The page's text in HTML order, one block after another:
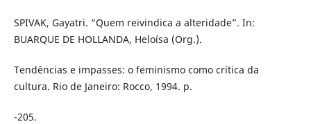
SPIVAK, Gayatri. “Quem reivindica a alteridade”. In:
BUARQUE DE HOLLANDA, Heloísa (Org.).
Tendências e impasses: o feminismo como crítica da
cultura. Rio de Janeiro: Rocco, 1994. p.
-205.